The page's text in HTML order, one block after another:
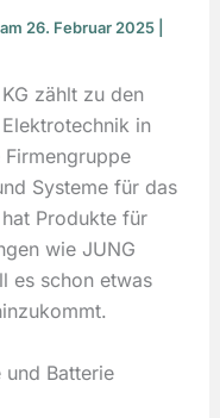
26. Februar 2025 |
zählt zu den
in
Firmengruppe
Systeme für das
Produkte für
wie JUNG
es schon etwas
Batterie